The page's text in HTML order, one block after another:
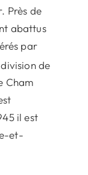
Près de
abattus
par
division de
Cham
il est
et-